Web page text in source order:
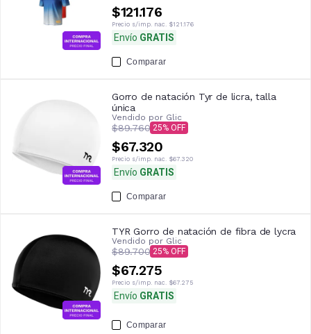
$121.176
Precio s/imp. nac. $121.176
Envío GRATIS
Comparar
Gorro de natación Tyr de licra, talla
única
Vendido por Glic
$89.760 25
$67.320
Precio s/imp. nac. $67.320
Envío GRATIS
Comparar
TYR Gorro de natación de fibra de lycra
Vendido por Glic
$89.700 25
$67.275
Precio s/imp. nac. $67.275
Envío GRATIS
Comparar